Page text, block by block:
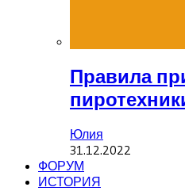
Правила
Юлия
31.12.2022
ФОРУМ
ИСТОРИЯ